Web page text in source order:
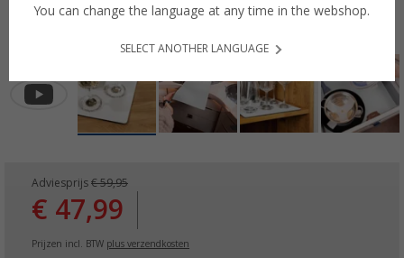
Adviesprijs € 59,95
€ 47,99
Prijzen incl. BTW plus verzendkosten
You can change the language at any time in the webshop.
SELECT ANOTHER LANGUAGE